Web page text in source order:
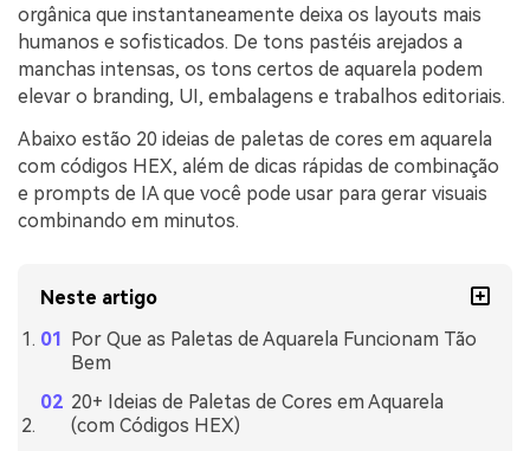
orgânica que instantaneamente deixa os layouts mais
humanos e sofisticados. De tons pastéis arejados a
manchas intensas, os tons certos de aquarela podem
elevar o branding, UI, embalagens e trabalhos editoriais.
Abaixo estão 20 ideias de paletas de cores em aquarela
com códigos HEX, além de dicas rápidas de combinação
e prompts de IA que você pode usar para gerar visuais
combinando em minutos.
Neste artigo
Por Que as Paletas de Aquarela Funcionam Tão
Bem
20+ Ideias de Paletas de Cores em Aquarela
(com Códigos HEX)